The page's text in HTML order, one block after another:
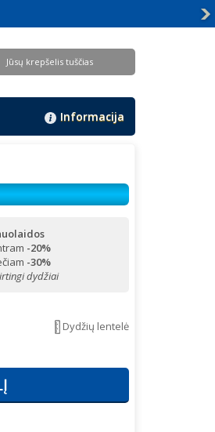
Jūsų krepšelis tuščias
Informacija
-20%
-30%
dydžiai
Dydžių lentelė